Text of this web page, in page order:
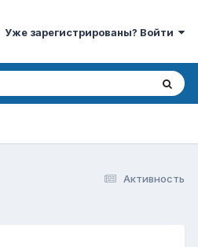
Уже зарегистрированы? Войти
Активность